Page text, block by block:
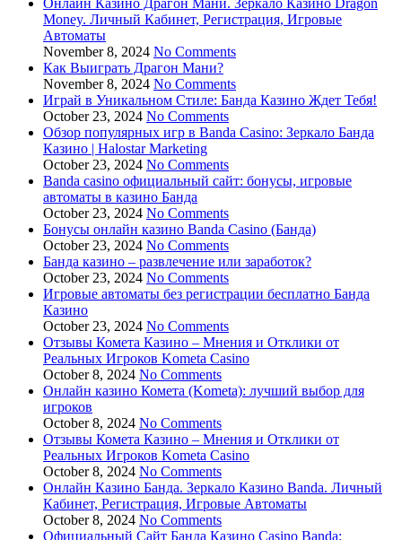
Онлайн Казино Драгон Мани. Зеркало Казино Dragon
Money. Личный Кабинет, Регистрация, Игровые
Автоматы
November 8, 2024 No Comments
Как Выиграть Драгон Мани?
November 8, 2024 No Comments
Играй в Уникальном Стиле: Банда Казино Ждет Тебя!
October 23, 2024 No Comments
Обзор популярных игр в Banda Casino: Зеркало Банда
Казино | Halostar Marketing
October 23, 2024 No Comments
Banda casino официальный сайт: бонусы, игровые
автоматы в казино Банда
October 23, 2024 No Comments
Бонусы онлайн казино Banda Casino (Банда)
October 23, 2024 No Comments
Банда казино – развлечение или заработок?
October 23, 2024 No Comments
Игровые автоматы без регистрации бесплатно Банда
Казино
October 23, 2024 No Comments
Отзывы Комета Казино – Мнения и Отклики от
Реальных Игроков Kometa Casino
October 8, 2024 No Comments
Онлайн казино Комета (Kometa): лучший выбор для
игроков
October 8, 2024 No Comments
Отзывы Комета Казино – Мнения и Отклики от
Реальных Игроков Kometa Casino
October 8, 2024 No Comments
Онлайн Казино Банда. Зеркало Казино Banda. Личный
Кабинет, Регистрация, Игровые Автоматы
October 8, 2024 No Comments
Официальный Сайт Банда Казино Casino Banda: